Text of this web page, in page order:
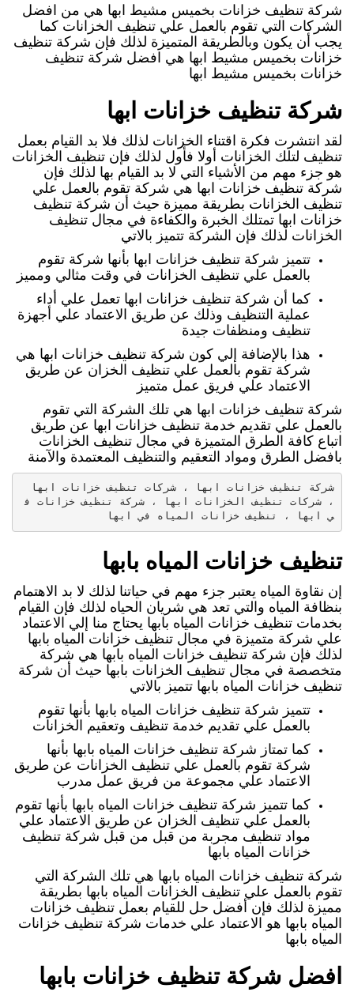
شركة تنظيف خزانات بخميس مشيط ابها هي من افضل
الشركات التي تقوم بالعمل علي تنظيف الخزانات كما
يجب أن يكون وبالطريقة المتميزة لذلك فإن شركة تنظيف
خزانات بخميس مشيط ابها هي افضل شركة تنظيف
خزانات بخميس مشيط ابها
شركة تنظيف خزانات ابها
لقد انتشرت فكرة اقتناء الخزانات لذلك فلا بد القيام بعمل
تنظيف لتلك الخزانات أولا فأول لذلك فإن تنظيف الخزانات
هو جزء مهم من الأشياء التي لا بد القيام بها لذلك فإن
شركة تنظيف خزانات ابها هي شركة تقوم بالعمل علي
تنظيف الخزانات بطريقة مميزة حيث أن شركة تنظيف
خزانات ابها تمتلك الخبرة والكفاءة في مجال تنظيف
الخزانات لذلك فإن الشركة تتميز بالاتي
تتميز شركة تنظيف خزانات ابها بأنها شركة تقوم
بالعمل علي تنظيف الخزانات في وقت مثالي ومميز
كما أن شركة تنظيف خزانات ابها تعمل علي أداء
عملية التنظيف وذلك عن طريق الاعتماد علي أجهزة
تنظيف ومنظفات جيدة
هذا بالإضافة إلي كون شركة تنظيف خزانات ابها هي
شركة تقوم بالعمل علي تنظيف الخزان عن طريق
الاعتماد علي فريق عمل متميز
شركة تنظيف خزانات ابها هي تلك الشركة التي تقوم
بالعمل علي تقديم خدمة تنظيف خزانات ابها عن طريق
اتباع كافة الطرق المتميزة في مجال تنظيف الخزانات
بافضل الطرق ومواد التعقيم والتنظيف المعتمدة والآمنة
، شركات تنظيف الخزانات ابها ، شركة تنظيف خزانات ف
ي ابها ، تنظيف خزانات المياه في ابها
تنظيف خزانات المياه بابها
إن نقاوة المياه يعتبر جزء مهم في حياتنا لذلك لا بد الاهتمام
بنظافة المياه والتي تعد هي شريان الحياه لذلك فإن القيام
بخدمات تنظيف خزانات المياه بابها يحتاج منا إلي الاعتماد
علي شركة متميزة في مجال تنظيف خزانات المياه بابها
لذلك فإن شركة تنظيف خزانات المياه بابها هي شركة
متخصصة في مجال تنظيف الخزانات بابها حيث أن شركة
تنظيف خزانات المياه بابها تتميز بالاتي
تتميز شركة تنظيف خزانات المياه بابها بأنها تقوم
بالعمل علي تقديم خدمة تنظيف وتعقيم الخزانات
كما تمتاز شركة تنظيف خزانات المياه بابها بأنها
شركة تقوم بالعمل علي تنظيف الخزانات عن طريق
الاعتماد علي مجموعة من فريق عمل مدرب
كما تتميز شركة تنظيف خزانات المياه بابها بأنها تقوم
بالعمل علي تنظيف الخزان عن طريق الاعتماد علي
مواد تنظيف مجربة من قبل من قبل شركة تنظيف
خزانات المياه بابها
شركة تنظيف خزانات المياه بابها هي تلك الشركة التي
تقوم بالعمل علي تنظيف الخزانات المياه بابها بطريقة
مميزة لذلك فإن أفضل حل للقيام بعمل تنظيف خزانات
المياه بابها هو الاعتماد علي خدمات شركة تنظيف خزانات
المياه بابها
افضل شركة تنظيف خزانات بابها